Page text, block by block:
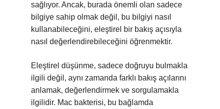
sağlıyor. Ancak, burada önemli olan sadece
bilgiye sahip olmak değil, bu bilgiyi nasıl
kullanabileceğini, eleştirel bir bakış açısıyla
nasıl değerlendirebileceğini öğrenmektir.
Eleştirel düşünme, sadece doğruyu bulmakla
ilgili değil, aynı zamanda farklı bakış açılarını
anlamak, değerlendirmek ve sorgulamakla
ilgilidir. Mac bakterisi, bu bağlamda